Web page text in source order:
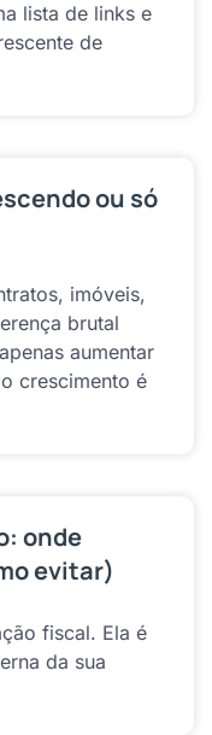
lista de links e
de
ou só
imóveis,
brutal
aumentar
crescimento é
onde
evitar)
fiscal. Ela é
da sua